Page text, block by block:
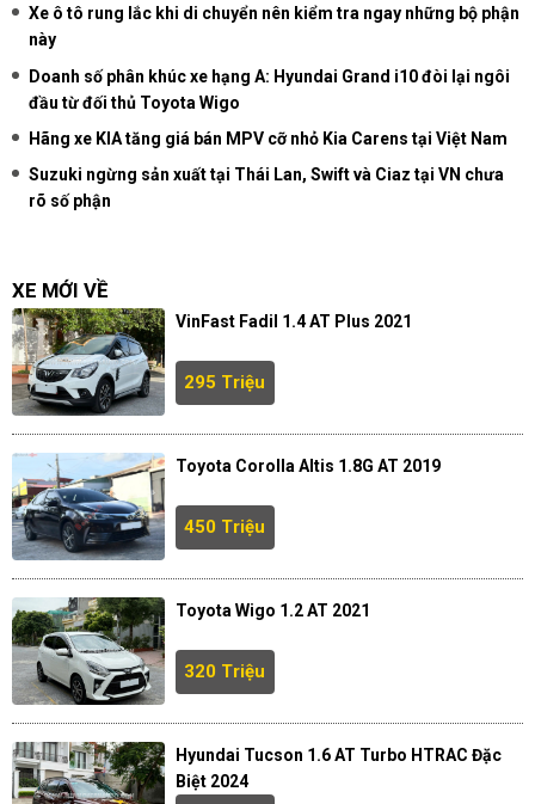
Xe ô tô rung lắc khi di chuyển nên kiểm tra ngay những bộ phận
này
Doanh số phân khúc xe hạng A: Hyundai Grand i10 đòi lại ngôi
đầu từ đối thủ Toyota Wigo
Hãng xe KIA tăng giá bán MPV cỡ nhỏ Kia Carens tại Việt Nam
Suzuki ngừng sản xuất tại Thái Lan, Swift và Ciaz tại VN chưa
rõ số phận
XE MỚI VỀ
VinFast Fadil 1.4 AT Plus 2021
295 Triệu
Toyota Corolla Altis 1.8G AT 2019
450 Triệu
Toyota Wigo 1.2 AT 2021
320 Triệu
Hyundai Tucson 1.6 AT Turbo HTRAC Đặc
Biệt 2024